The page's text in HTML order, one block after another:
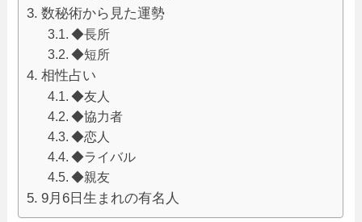
数秘術から見た運勢
◆長所
◆短所
相性占い
◆友人
◆協力者
◆恋人
◆ライバル
◆親友
9月6日生まれの有名人